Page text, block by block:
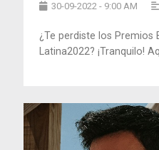
30-09-2022 - 9:00 AM
¿Te perdiste los Premios
Latina2022? ¡Tranquilo!